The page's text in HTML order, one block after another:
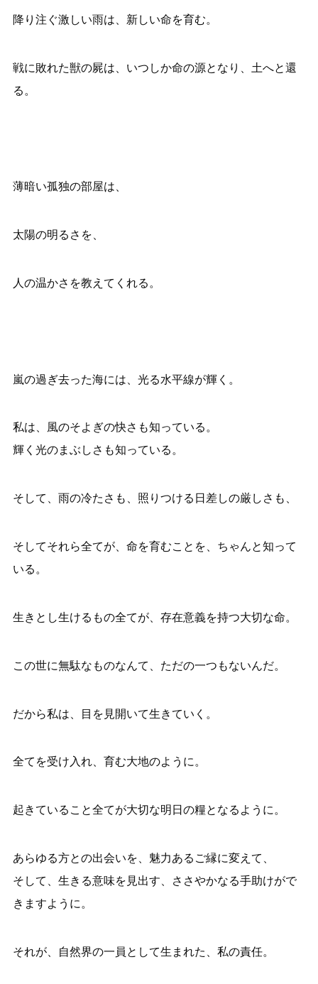
降り注ぐ激しい雨は、新しい命を育む。
戦に敗れた獣の屍は、いつしか命の源となり、土へと還
る。
薄暗い孤独の部屋は、
太陽の明るさを、
人の温かさを教えてくれる。
嵐の過ぎ去った海には、光る水平線が輝く。
私は、風のそよぎの快さも知っている。
輝く光のまぶしさも知っている。
そして、雨の冷たさも、照りつける日差しの厳しさも、
そしてそれら全てが、命を育むことを、ちゃんと知って
いる。
生きとし生けるもの全てが、存在意義を持つ大切な命。
この世に無駄なものなんて、ただの一つもないんだ。
だから私は、目を見開いて生きていく。
全てを受け入れ、育む大地のように。
起きていること全てが大切な明日の糧となるように。
あらゆる方との出会いを、魅力あるご縁に変えて、
そして、生きる意味を見出す、ささやかなる手助けがで
きますように。
それが、自然界の一員として生まれた、私の責任。